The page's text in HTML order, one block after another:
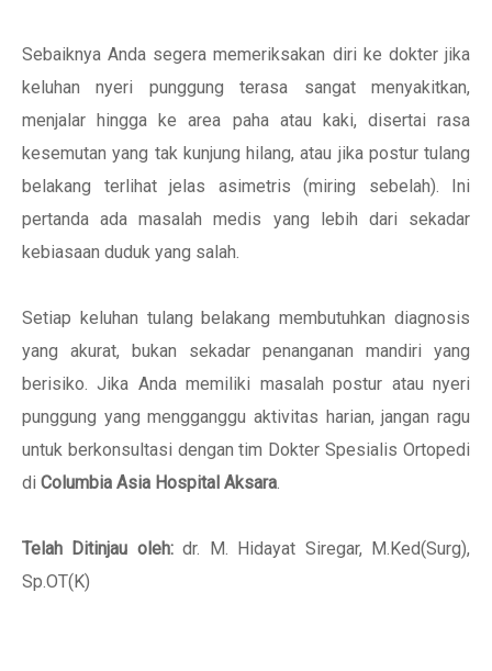
Sebaiknya Anda segera memeriksakan diri ke dokter jika
keluhan nyeri punggung terasa sangat menyakitkan,
menjalar hingga ke area paha atau kaki, disertai rasa
kesemutan yang tak kunjung hilang, atau jika postur tulang
belakang terlihat jelas asimetris (miring sebelah). Ini
pertanda ada masalah medis yang lebih dari sekadar
kebiasaan duduk yang salah.
Setiap keluhan tulang belakang membutuhkan diagnosis
yang akurat, bukan sekadar penanganan mandiri yang
berisiko. Jika Anda memiliki masalah postur atau nyeri
punggung yang mengganggu aktivitas harian, jangan ragu
untuk berkonsultasi dengan tim Dokter Spesialis Ortopedi
di Columbia Asia Hospital Aksara.
Telah Ditinjau oleh:dr. M. Hidayat Siregar, M.Ked(Surg),
Sp.OT(K)